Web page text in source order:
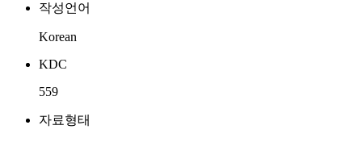
작성언어
Korean
KDC
559
자료형태